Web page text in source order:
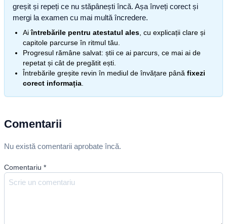
greșit și repeți ce nu stăpânești încă. Așa înveți corect și
mergi la examen cu mai multă încredere.
Aiîntrebările pentru atestatul ales , cu explicații clare și
capitole parcurse în ritmul tău.
Progresul rămâne salvat: știi ce ai parcurs, ce mai ai de
repetat și cât de pregătit ești.
Întrebările greșite revin în mediul de învățare până fixezi
corect informația
Comentarii
Nu există comentarii aprobate încă.
Comentariu *